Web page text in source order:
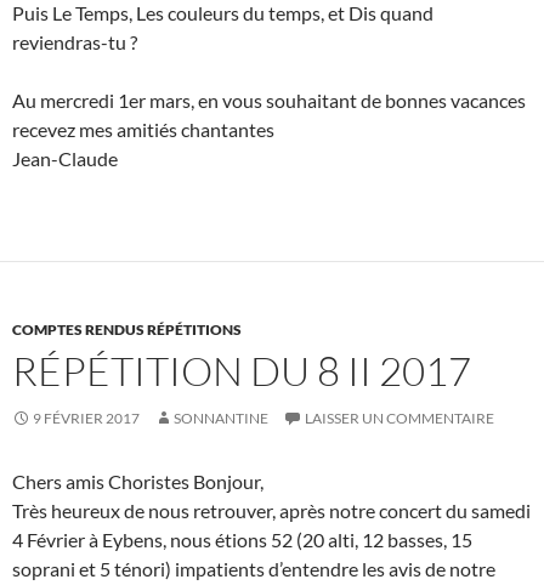
Puis Le Temps, Les couleurs du temps, et Dis quand
reviendras-tu ?
Au mercredi 1er mars, en vous souhaitant de bonnes vacances
recevez mes amitiés chantantes
Jean-Claude
COMPTES RENDUS RÉPÉTITIONS
RÉPÉTITION DU 8 II 2017
9 FÉVRIER 2017 SONNANTINE LAISSER UN COMMENTAIRE
Chers amis Choristes Bonjour,
Très heureux de nous retrouver, après notre concert du samedi
4 Février à Eybens, nous étions 52 (20 alti, 12 basses, 15
soprani et 5 ténori) impatients d’entendre les avis de notre